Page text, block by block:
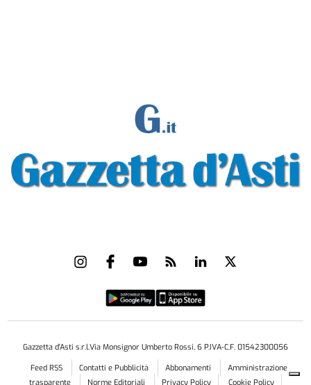
Gazzetta d'Asti s.r.l.Via Monsignor Umberto Rossi, 6 P.IVA-C.F. 01542300056
Feed RSS
Contatti e Pubblicità Abbonamenti
Amministrazione
trasparente
Norme Editoriali Privacy Policy Cookie Policy